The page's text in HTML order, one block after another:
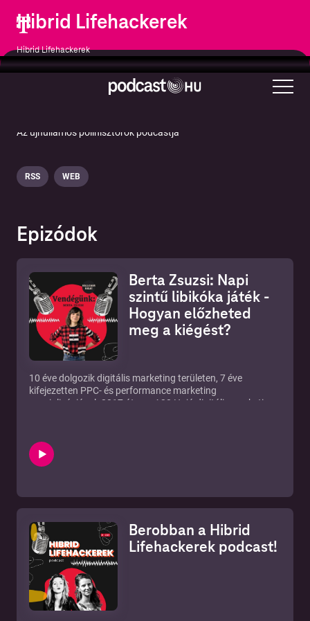
Hibrid Lifehackerek
Hibrid Lifehackerek
Vállalkozás
Az újhullámos polihisztorok podcastja
RSS WEB
Epizódok
Berta Zsuzsi: Napi
szintű libikóka játék -
Hogyan előzheted
meg a kiégést?
10 éve dolgozik digitális marketing területen, 7 éve
kifejezetten PPC- és performance marketing
specializációval. 2017 óta az A38 Hajó digitális marketing
kampányait menedzseli, mint a Volvo Trucks, a Renault
Trucks és a Suzuki Magyarország, továbbá a LABA "PPC a
gyakorlatban" kurzus oktatója.
Berobban a Hibrid
Lifehackerek podcast!